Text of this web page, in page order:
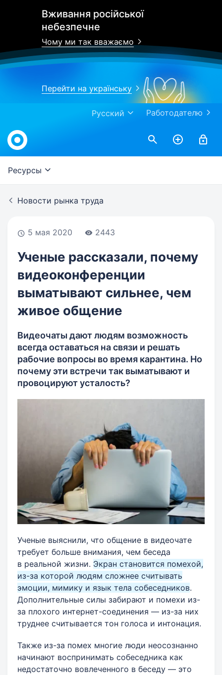
Вживання російської
небезпечне
Чому ми так вважаємо
Перейти на українську
Работодателю
Русский
Work.ua
Ресурсы
Новости рынка труда
5 мая 2020 2443
Ученые рассказали, почему
видеоконференции
выматывают сильнее, чем
живое общение
Видеочаты дают людям возможность
всегда оставаться на связи и решать
рабочие вопросы во время карантина. Но
почему эти встречи так выматывают и
провоцируют усталость?
Ученые выяснили, что общение в видеочате
требует больше внимания, чем беседа
в реальной жизни. Экран становится помехой,
из-за которой людям сложнее считывать
эмоции, мимику и язык тела собеседников.
Дополнительные силы забирают и помехи из-
за плохого интернет-соединения — из-за них
труднее считывается тон голоса и интонация.
Также из-за помех многие люди неосознанно
начинают воспринимать собеседника как
недостаточно вовлеченного в беседу — это